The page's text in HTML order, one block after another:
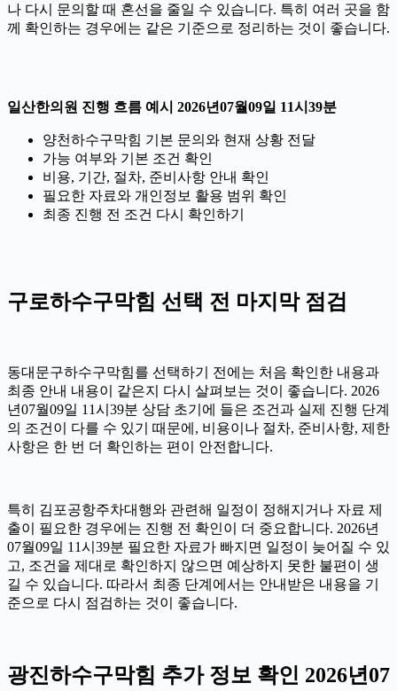
나 다시 문의할 때 혼선을 줄일 수 있습니다. 특히 여러 곳을 함
께 확인하는 경우에는 같은 기준으로 정리하는 것이 좋습니다.
일산한의원 진행 흐름 예시 2026년07월09일 11시39분
양천하수구막힘 기본 문의와 현재 상황 전달
가능 여부와 기본 조건 확인
비용, 기간, 절차, 준비사항 안내 확인
필요한 자료와 개인정보 활용 범위 확인
최종 진행 전 조건 다시 확인하기
구로하수구막힘 선택 전 마지막 점검
동대문구하수구막힘를 선택하기 전에는 처음 확인한 내용과
최종 안내 내용이 같은지 다시 살펴보는 것이 좋습니다. 2026
년07월09일 11시39분 상담 초기에 들은 조건과 실제 진행 단계
의 조건이 다를 수 있기 때문에, 비용이나 절차, 준비사항, 제한
사항은 한 번 더 확인하는 편이 안전합니다.
특히 김포공항주차대행와 관련해 일정이 정해지거나 자료 제
출이 필요한 경우에는 진행 전 확인이 더 중요합니다. 2026년
07월09일 11시39분 필요한 자료가 빠지면 일정이 늦어질 수 있
고, 조건을 제대로 확인하지 않으면 예상하지 못한 불편이 생
길 수 있습니다. 따라서 최종 단계에서는 안내받은 내용을 기
준으로 다시 점검하는 것이 좋습니다.
광진하수구막힘 추가 정보 확인 2026년07